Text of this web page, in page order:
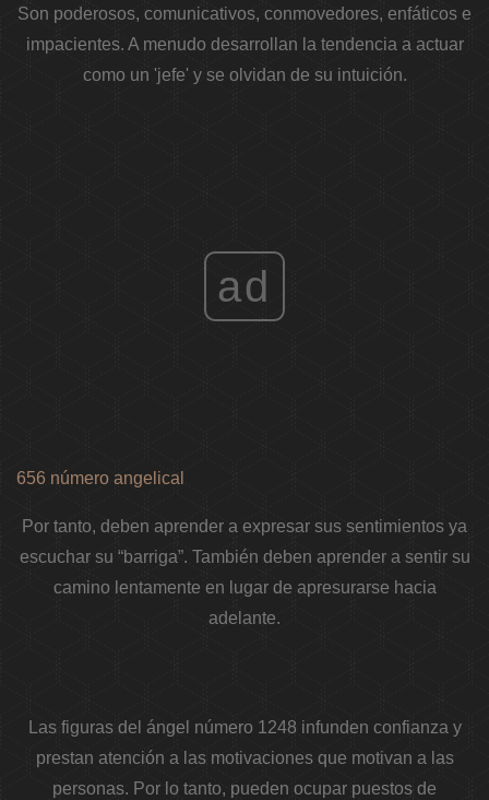
Son poderosos, comunicativos, conmovedores, enfáticos e
impacientes. A menudo desarrollan la tendencia a actuar
como un 'jefe' y se olvidan de su intuición.
ad
656 número angelical
Por tanto, deben aprender a expresar sus sentimientos ya
escuchar su “barriga”. También deben aprender a sentir su
camino lentamente en lugar de apresurarse hacia
adelante.
Las figuras del ángel número 1248 infunden confianza y
prestan atención a las motivaciones que motivan a las
personas. Por lo tanto, pueden ocupar puestos de